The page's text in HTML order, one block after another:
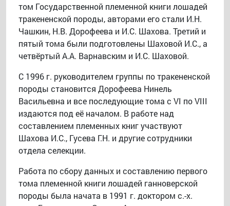
том Государственной племенной книги лошадей
тракененской породы, авторами его стали И.Н.
Чашкин, Н.В. Дорофеева и И.С. Шахова. Третий и
пятый тома были подготовлены Шаховой И.С., а
четвёртый А.А. Варнавским и И.С. Шаховой.
С 1996 г. руководителем группы по тракененской
породы становится Дорофеева Нинель
Васильевна и все последующие тома с VI по VIII
издаются под её началом. В работе над
составлением племенных книг участвуют
Шахова И.С., Гусева Г.Н. и другие сотрудники
отдела селекции.
Работа по сбору данных и составлению первого
тома племенной книги лошадей ганноверской
породы была начата в 1991 г. доктором с.-х.